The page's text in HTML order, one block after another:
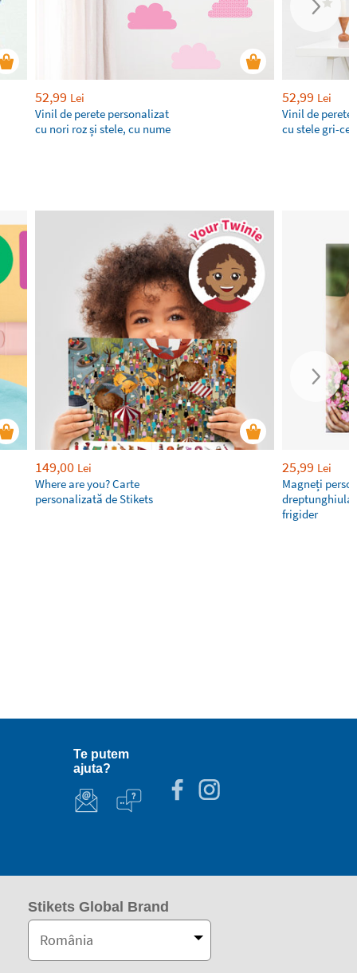
52,99 Lei
Vinil de perete personalizat
cu nori roz și stele, cu nume
52,99 Lei
Vinil de perete
cu stele gri-
149,00 Lei
Where are you? Carte
personalizată de Stikets
25,99 Lei
Magneți
frigider
Te putem
ajuta?
Stikets Global Brand
România